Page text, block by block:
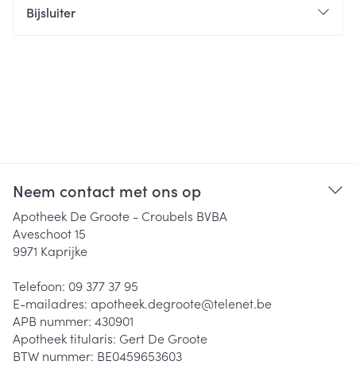
Bijsluiter
Neem contact met ons op
Apotheek De Groote - Croubels BVBA
Aveschoot 15
9971 Kaprijke
Telefoon: 09 377 37 95
E-mailadres: apotheek.degroote@telenet.be
APB nummer: 430901
Apotheek titularis: Gert De Groote
BTW nummer: BE0459653603